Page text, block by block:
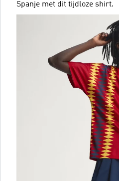
Spanje met dit tijdloze shirt.